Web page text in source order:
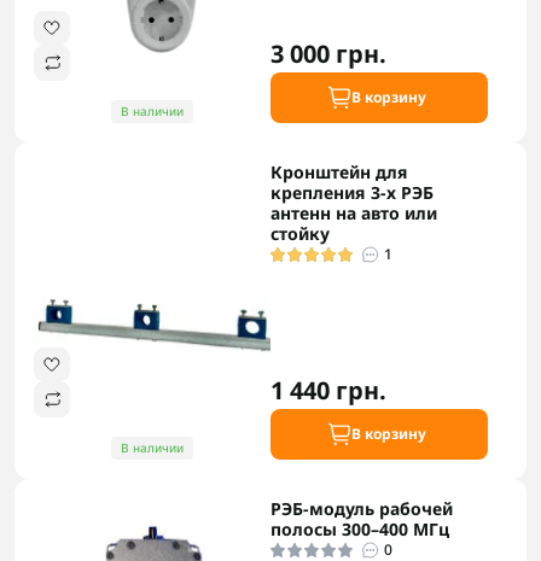
В наличии
3 000 грн.
В корзину
В наличии
Кронштейн для
крепления 3-х РЭБ
антенн на авто или
стойку
1
1 440 грн.
В корзину
РЭБ-модуль рабочей
полосы 300–400 МГц
0